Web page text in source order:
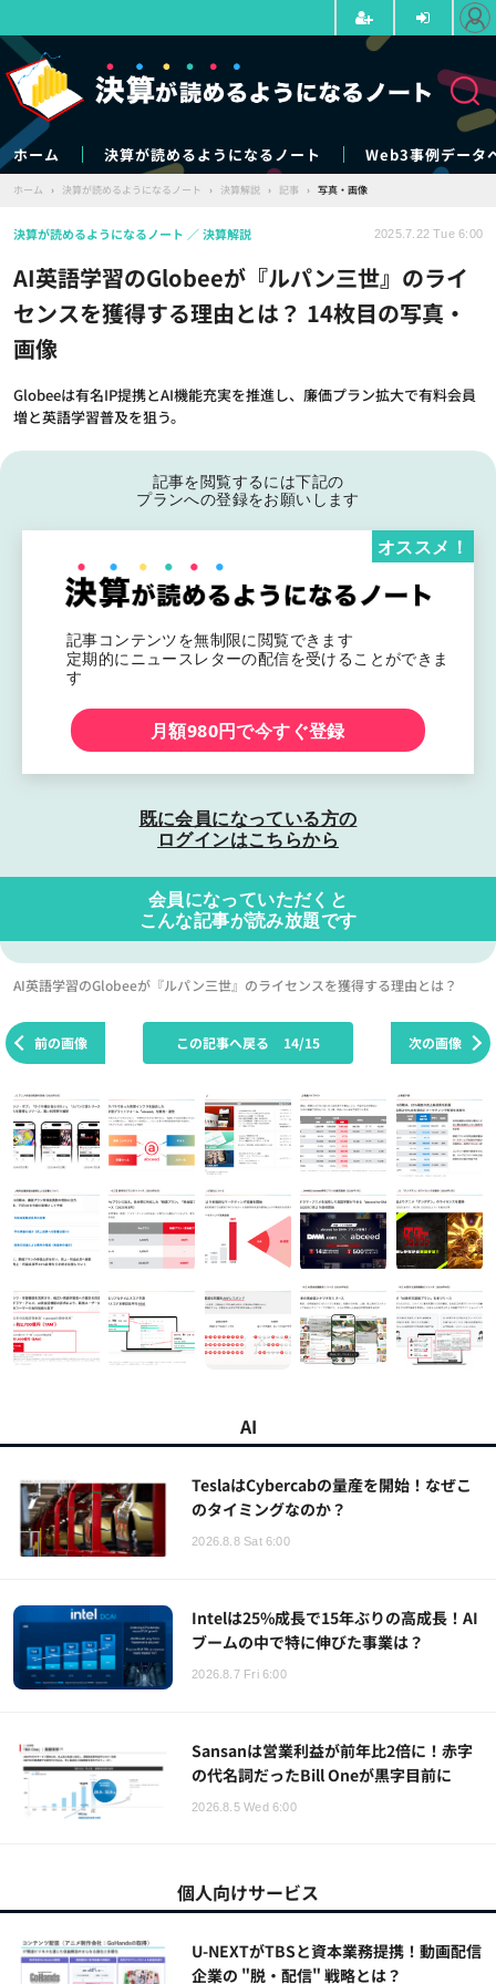
ホーム 決算が読めるようになるノート Web3事例データ
ホーム › 決算が読めるようになるノート › 決算解説 › 記事 › 写真・画像
AI英語学習のGlobeeが『ルパン三世』のライ
センスを獲得する理由とは？ 14枚目の写真・
画像
Globeeは有名IP提携とAI機能充実を推進し、廉価プラン拡大で有料会員
増と英語学習普及を狙う。
決算が読めるようになるノート 決算解説 2025.7.22 Tue 6:00
記事を閲覧するには下記の
プランへの登録をお願いします
記事コンテンツを無制限に閲覧できます
定期的にニュースレターの配信を受けることができま
す
オススメ！
月額980円で今すぐ登録
既に会員になっている方の
ログインはこちらから
会員になっていただくと
こんな記事が読み放題です
AI英語学習のGlobeeが『ルパン三世』のライセンスを獲得する理由とは？
前の画像 次の画像
この記事へ戻る 14/15
AI
TeslaはCybercabの量産を開始！なぜこ
のタイミングなのか？
2026.8.8 Sat 6:00
Intelは25%成長で15年ぶりの高成長！AI
ブームの中で特に伸びた事業は？
2026.8.7 Fri 6:00
Sansanは営業利益が前年比2倍に！赤字
の代名詞だったBill Oneが黒字目前に
2026.8.5 Wed 6:00
個人向けサービス
U-NEXTがTBSと資本業務提携！動画配信
企業の "脱・配信" 戦略とは？